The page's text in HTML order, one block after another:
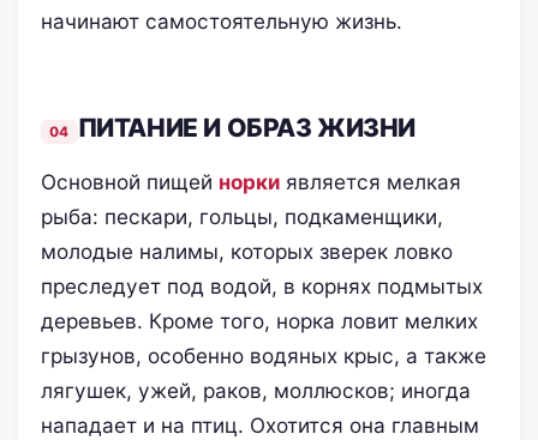
начинают самостоятельную жизнь.
ПИТАНИЕ И ОБРАЗ ЖИЗНИ
Основной пищей норкиявляется мелкая
рыба: пескари, гольцы, подкаменщики,
молодые налимы, которых зверек ловко
преследует под водой, в корнях подмытых
деревьев. Кроме того, норка ловит мелких
грызунов, особенно водяных крыс, а также
лягушек, ужей, раков, моллюсков; иногда
нападает и на птиц. Охотится она главным